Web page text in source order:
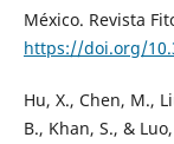
México. Revista
https://doi.org/
Hu, X., Chen, M.,
B., Khan, S., &